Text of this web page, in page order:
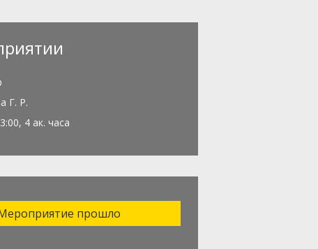
Г. Р.
4 ак. часа
прошло